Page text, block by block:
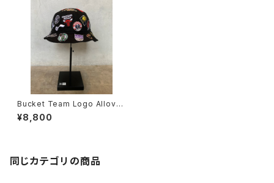
Bucket Team Logo Allover
NBA
¥8,800
同じカテゴリの商品